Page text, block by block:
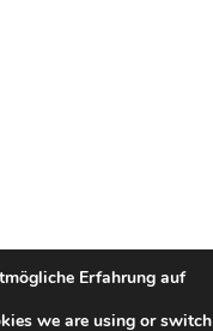
Erfahrung auf
we are using or switch